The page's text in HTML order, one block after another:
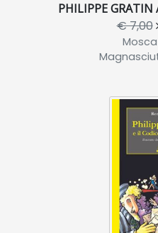
PHILIPPE
€ 7,00
Mosca